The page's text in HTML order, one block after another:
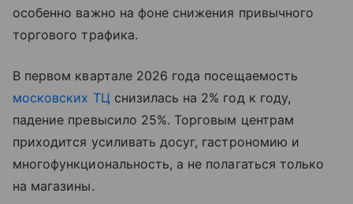
особенно важно на фоне снижения привычного
торгового трафика.
В первом квартале 2026 года посещаемость
московских ТЦснизилась на 2% год к году,
падение превысило 25%. Торговым центрам
приходится усиливать досуг, гастрономию и
многофункциональность, а не полагаться только
на магазины.